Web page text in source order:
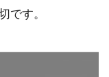
です。